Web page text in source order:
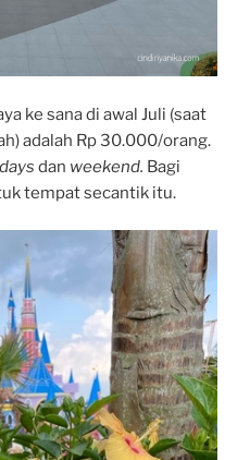
ke sana di awal Juli (saat
adalah Rp 30.000/orang.
dan weekend. Bagi
tempat secantik itu.